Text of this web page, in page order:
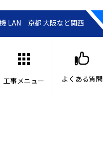
LAN 京都 大阪など関西
工事メニュー よくある質問